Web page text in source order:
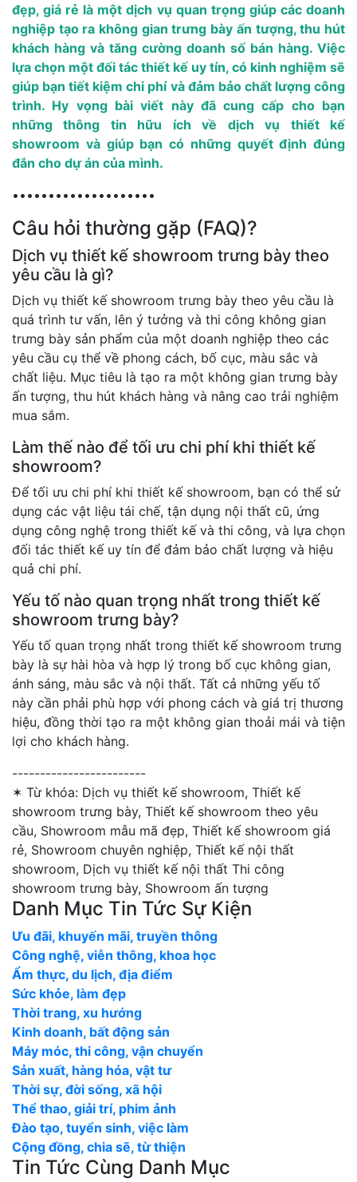
đẹp, giá rẻ là một dịch vụ quan trọng giúp các doanh
nghiệp tạo ra không gian trưng bày ấn tượng, thu hút
khách hàng và tăng cường doanh số bán hàng. Việc
lựa chọn một đối tác thiết kế uy tín, có kinh nghiệm sẽ
giúp bạn tiết kiệm chi phí và đảm bảo chất lượng công
trình. Hy vọng bài viết này đã cung cấp cho bạn
những thông tin hữu ích về dịch vụ thiết kế
showroom và giúp bạn có những quyết định đúng
đắn cho dự án của mình.
••••••••••••••••••••
Câu hỏi thường gặp (FAQ)?
Dịch vụ thiết kế showroom trưng bày theo
yêu cầu là gì?
Dịch vụ thiết kế showroom trưng bày theo yêu cầu là
quá trình tư vấn, lên ý tưởng và thi công không gian
trưng bày sản phẩm của một doanh nghiệp theo các
yêu cầu cụ thể về phong cách, bố cục, màu sắc và
chất liệu. Mục tiêu là tạo ra một không gian trưng bày
ấn tượng, thu hút khách hàng và nâng cao trải nghiệm
mua sắm.
Làm thế nào để tối ưu chi phí khi thiết kế
showroom?
Để tối ưu chi phí khi thiết kế showroom, bạn có thể sử
dụng các vật liệu tái chế, tận dụng nội thất cũ, ứng
dụng công nghệ trong thiết kế và thi công, và lựa chọn
đối tác thiết kế uy tín để đảm bảo chất lượng và hiệu
quả chi phí.
Yếu tố nào quan trọng nhất trong thiết kế
showroom trưng bày?
Yếu tố quan trọng nhất trong thiết kế showroom trưng
bày là sự hài hòa và hợp lý trong bố cục không gian,
ánh sáng, màu sắc và nội thất. Tất cả những yếu tố
này cần phải phù hợp với phong cách và giá trị thương
hiệu, đồng thời tạo ra một không gian thoải mái và tiện
lợi cho khách hàng.
------------------------
✶ Từ khóa: Dịch vụ thiết kế showroom, Thiết kế
showroom trưng bày, Thiết kế showroom theo yêu
cầu, Showroom mẫu mã đẹp, Thiết kế showroom giá
rẻ, Showroom chuyên nghiệp, Thiết kế nội thất
showroom, Dịch vụ thiết kế nội thất Thi công
showroom trưng bày, Showroom ấn tượng
Danh Mục Tin Tức Sự Kiện
Ưu đãi, khuyến mãi, truyền thông
Công nghệ, viễn thông, khoa học
Ẩm thực, du lịch, địa điểm
Sức khỏe, làm đẹp
Thời trang, xu hướng
Kinh doanh, bất động sản
Máy móc, thi công, vận chuyển
Sản xuất, hàng hóa, vật tư
Thời sự, đời sống, xã hội
Thể thao, giải trí, phim ảnh
Đào tạo, tuyển sinh, việc làm
Cộng đồng, chia sẽ, từ thiện
Tin Tức Cùng Danh Mục